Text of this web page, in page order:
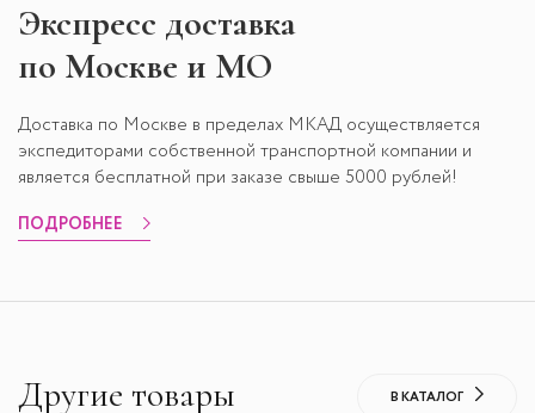
Экспресс доставка
по Москве и МО
Доставка по Москве в пределах МКАД осуществляется
экспедиторами собственной транспортной компании и
является бесплатной при заказе свыше 5000 рублей!
ПОДРОБНЕЕ
Другие товары В КАТАЛОГ